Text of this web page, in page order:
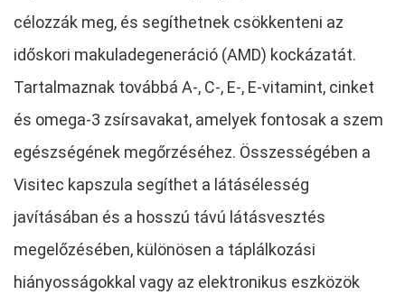
célozzák meg, és segíthetnek csökkenteni az
időskori makuladegeneráció (AMD) kockázatát.
Tartalmaznak továbbá A-, C-, E-, E-vitamint, cinket
és omega-3 zsírsavakat, amelyek fontosak a szem
egészségének megőrzéséhez. Összességében a
Visitec kapszula segíthet a látásélesség
javításában és a hosszú távú látásvesztés
megelőzésében, különösen a táplálkozási
hiányosságokkal vagy az elektronikus eszközök